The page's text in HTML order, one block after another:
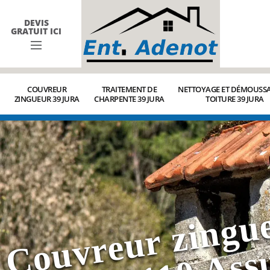
DEVIS
GRATUIT ICI
COUVREUR
ZINGUEUR 39 JURA
TRAITEMENT DE
CHARPENTE 39 JURA
NETTOYAGE ET
TOITURE 39 JURA